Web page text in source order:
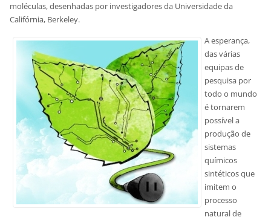
moléculas, desenhadas por investigadores da Universidade da
Califórnia, Berkeley.
A esperança,
das várias
equipas de
pesquisa por
todo o mundo
é tornarem
possível a
produção de
sistemas
químicos
sintéticos que
imitem o
processo
natural de